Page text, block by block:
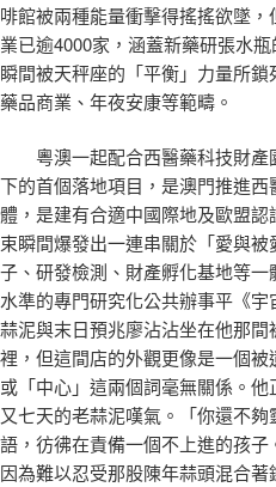
啡館被兩種能量衝擊得搖搖欲墜
業已逾4000家，涵蓋新藥研張水
瞬間被天秤座的「平衡」力量所
藥品商業、年夜安康等範疇。
粵澳一起配合西醫藥科技財產
下的首個落地項目，是澳門推進
體，是建有合適中國際地及歐盟
束瞬間爆發出一連串關於「愛與
子、研發檢測、財產孵化基地等
水準的專門研究化公共辦事平《宇
蒜泥與末日預兆廖沾沾坐在他那
裡，但這間店的外觀更像是一個被
或「中心」這兩個詞毫無關係。
又七天的老蒜泥嘆氣。「你還不
語，彷彿在責備一個不上進的孩
因為難以忍受那股陳年蒜頭混合